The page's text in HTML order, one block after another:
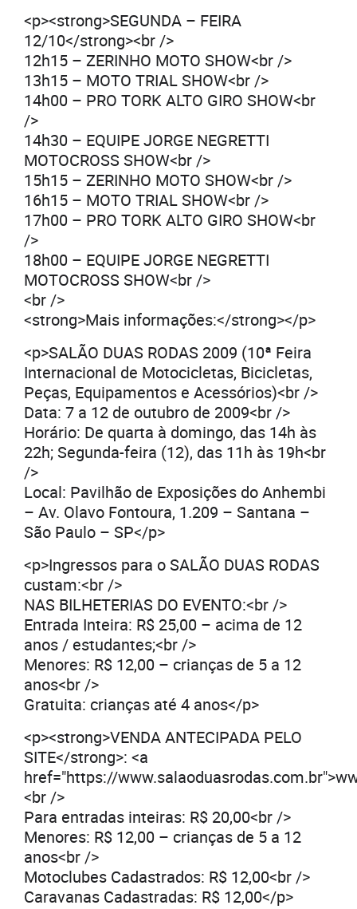
<p><strong>SEGUNDA – FEIRA
12/10</strong><br />
12h15 – ZERINHO MOTO SHOW<br />
13h15 – MOTO TRIAL SHOW<br />
14h00 – PRO TORK ALTO GIRO SHOW<br
/>
14h30 – EQUIPE JORGE NEGRETTI
MOTOCROSS SHOW<br />
15h15 – ZERINHO MOTO SHOW<br />
16h15 – MOTO TRIAL SHOW<br />
17h00 – PRO TORK ALTO GIRO SHOW<br
/>
18h00 – EQUIPE JORGE NEGRETTI
MOTOCROSS SHOW<br />
<br />
<strong>Mais informações:</strong></p>
<p>SALÃO DUAS RODAS 2009 (10ª Feira
Internacional de Motocicletas, Bicicletas,
Peças, Equipamentos e Acessórios)<br />
Data: 7 a 12 de outubro de 2009<br />
Horário: De quarta à domingo, das 14h às
22h; Segunda-feira (12), das 11h às 19h<br
/>
Local: Pavilhão de Exposições do Anhembi
– Av. Olavo Fontoura, 1.209 – Santana –
São Paulo – SP</p>
<p>Ingressos para o SALÃO DUAS RODAS
custam:<br />
NAS BILHETERIAS DO EVENTO:<br />
Entrada Inteira: R$ 25,00 – acima de 12
anos / estudantes;<br />
Menores: R$ 12,00 – crianças de 5 a 12
anos<br />
Gratuita: crianças até 4 anos</p>
<p><strong>VENDA ANTECIPADA PELO
SITE</strong>: <a
href="https://
<br />
Para entradas inteiras: R$ 20,00<br />
Menores: R$ 12,00 – crianças de 5 a 12
anos<br />
Motoclubes Cadastrados: R$ 12,00<br />
Caravanas Cadastradas: R$ 12,00</p>